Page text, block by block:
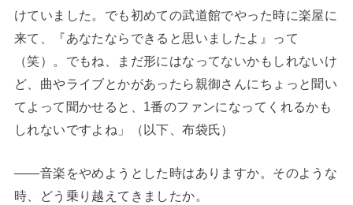
けていました。でも初めての武道館でやった時に楽屋に
来て、『あなたならできると思いましたよ』って
（笑）。でもね、まだ形にはなってないかもしれないけ
ど、曲やライブとかがあったら親御さんにちょっと聞い
てよって聞かせると、1番のファンになってくれるかも
しれないですよね」（以下、布袋氏）
――音楽をやめようとした時はありますか。そのような
時、どう乗り越えてきましたか。